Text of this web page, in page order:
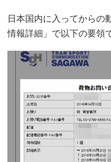
日本国内に入ってからの
情報詳細」で以下の要領